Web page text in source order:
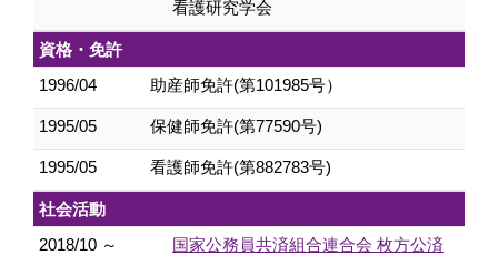
看護研究学会
資格・免許
1996/04
助産師免許(第101985号）
1995/05 保健師免許(第77590号)
1995/05 看護師免許(第882783号)
社会活動
2018/10 ～
国家公務員共済組合連合会 枚方公済